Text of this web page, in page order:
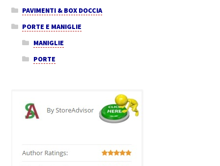
PAVIMENTI & BOX DOCCIA
PORTE E MANIGLIE
MANIGLIE
PORTE